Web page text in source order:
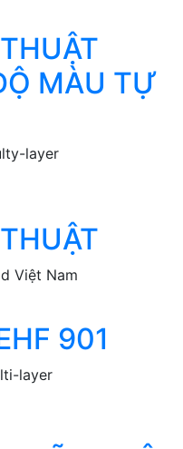
MÀU TỰ
layer
Việt Nam
901
layer